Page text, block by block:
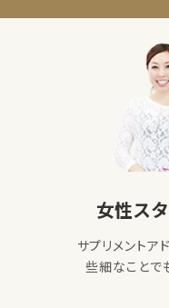
女性ス
サプリメントア
些細なことで